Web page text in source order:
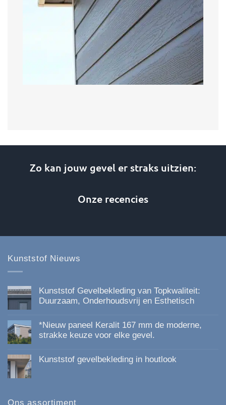
Zo kan jouw gevel er straks uitzien:
Onze recencies
Kunststof Nieuws
Kunststof Gevelbekleding van Topkwaliteit:
Duurzaam, Onderhoudsvrij en Esthetisch
op
Kunststof
Gevelbekleding
Duurzaam,
*Nieuw paneel Keralit 167 mm de moderne,
strakke keuze voor elke gevel.
op
de
Kunststof gevelbekleding in houtlook
gevelbekleding
Ons assortiment